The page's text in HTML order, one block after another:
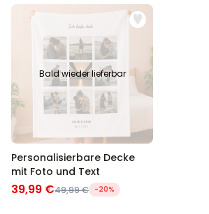
Bald wieder lieferbar
Personalisierbare Decke
mit Foto und Text
39,99 €49,99 € -20%